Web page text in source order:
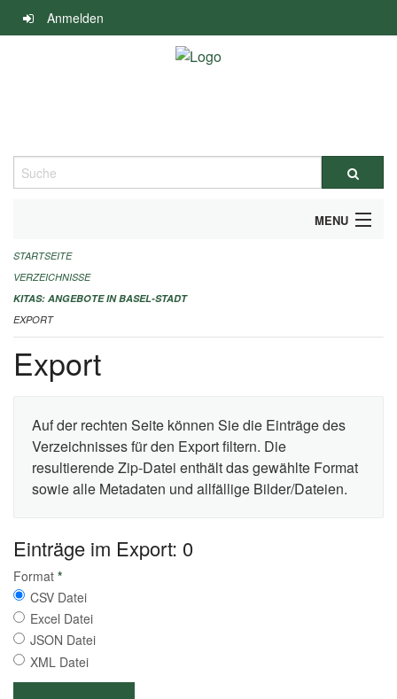
Navigation
überspringen
Anmelden
Suche
MENU
ALLGEMEINE INFORMATIONEN
IMPRESSUM
STARTSEITE
VERZEICHNISSE
KITAS: ANGEBOTE IN BASEL-STADT
EXPORT
Export
Auf der rechten Seite können Sie die Einträge des
Verzeichnisses für den Export filtern. Die
resultierende Zip-Datei enthält das gewählte Format
sowie alle Metadaten und allfällige Bilder/Dateien.
Einträge im Export: 0
Format *
CSV Datei
Excel Datei
JSON Datei
XML Datei